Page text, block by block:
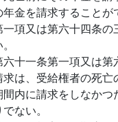
金を請求すること
項又は第六十四条の
十一条第一項又は
は、受給権者の死亡
内に請求をしなか
ない。